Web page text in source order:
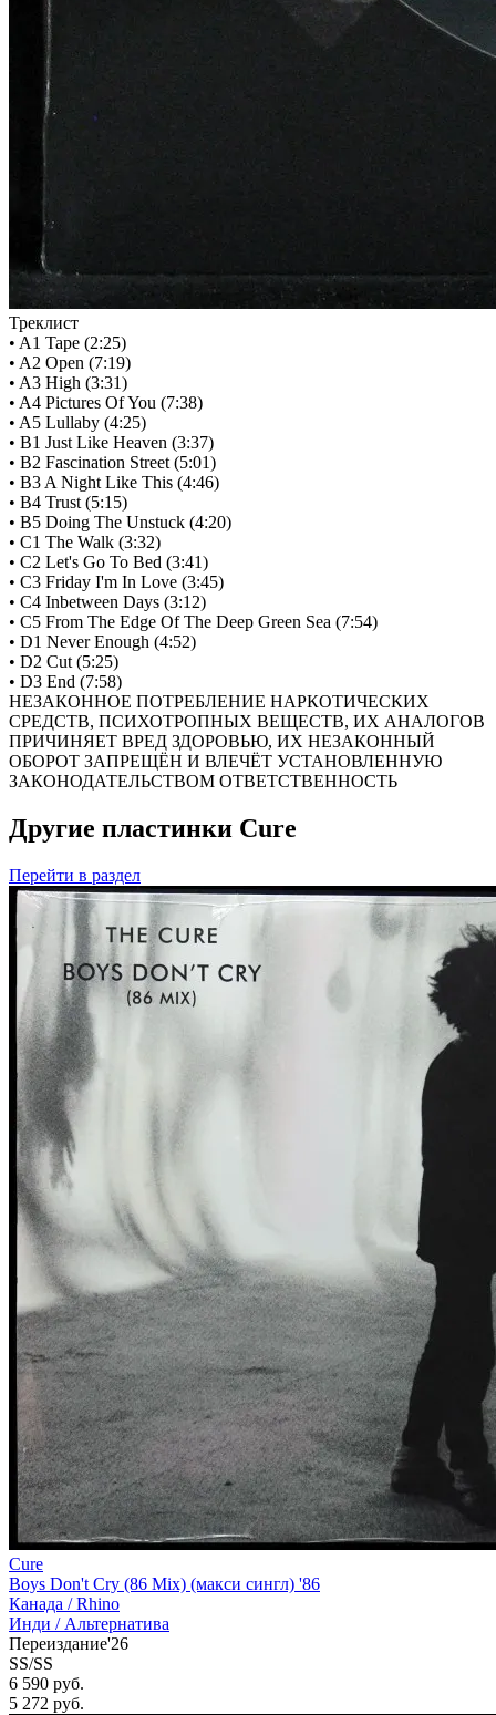
Треклист
• A1 Tape (2:25)
• A2 Open (7:19)
• A3 High (3:31)
• A4 Pictures Of You (7:38)
• A5 Lullaby (4:25)
• B1 Just Like Heaven (3:37)
• B2 Fascination Street (5:01)
• B3 A Night Like This (4:46)
• B4 Trust (5:15)
• B5 Doing The Unstuck (4:20)
• C1 The Walk (3:32)
• C2 Let's Go To Bed (3:41)
• C3 Friday I'm In Love (3:45)
• C4 Inbetween Days (3:12)
• C5 From The Edge Of The Deep Green Sea (7:54)
• D1 Never Enough (4:52)
• D2 Cut (5:25)
• D3 End (7:58)
НЕЗАКОННОЕ ПОТРЕБЛЕНИЕ НАРКОТИЧЕСКИХ
СРЕДСТВ, ПСИХОТРОПНЫХ ВЕЩЕСТВ, ИХ АНАЛОГОВ
ПРИЧИНЯЕТ ВРЕД ЗДОРОВЬЮ, ИХ НЕЗАКОННЫЙ
ОБОРОТ ЗАПРЕЩЁН И ВЛЕЧЁТ УСТАНОВЛЕННУЮ
ЗАКОНОДАТЕЛЬСТВОМ ОТВЕТСТВЕННОСТЬ
Другие пластинки Cure
Перейти в раздел
Cure
Boys Don't Cry (86 Mix) (макси сингл) '86
Канада /Rhino
Инди / Альтернатива
Переиздание'26
SS/SS
6 590 руб.
5 272 руб.